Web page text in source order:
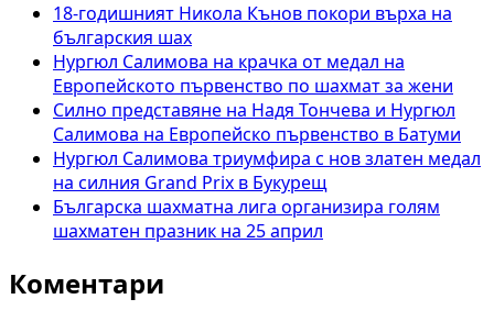
18-годишният Никола Кънов покори върха на
българския шах
Нургюл Салимова на крачка от медал на
Европейското първенство по шахмат за жени
Силно представяне на Надя Тончева и Нургюл
Салимова на Европейско първенство в Батуми
Нургюл Салимова триумфира с нов златен медал
на силния Grand Prix в Букурещ
Българска шахматна лига организира голям
шахматен празник на 25 април
Коментари